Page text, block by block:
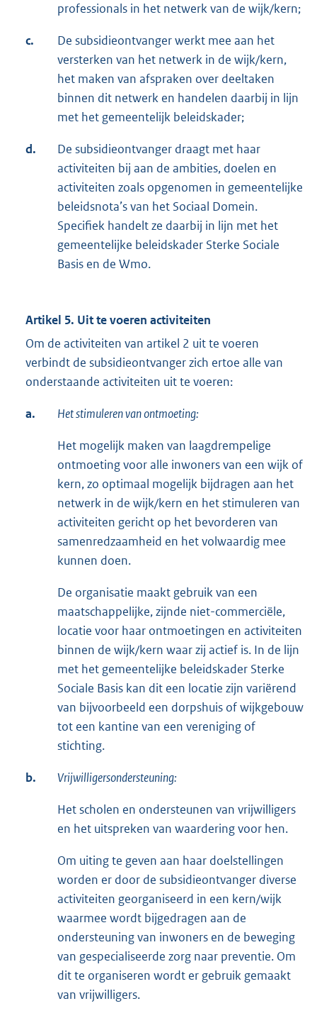
professionals in het netwerk van de wijk/kern;
c.
De subsidieontvanger werkt mee aan het
versterken van het netwerk in de wijk/kern,
het maken van afspraken over deeltaken
binnen dit netwerk en handelen daarbij in lijn
met het gemeentelijk beleidskader;
d.
De subsidieontvanger draagt met haar
activiteiten bij aan de ambities, doelen en
activiteiten zoals opgenomen in gemeentelijke
beleidsnota’s van het Sociaal Domein.
Specifiek handelt ze daarbij in lijn met het
gemeentelijke beleidskader Sterke Sociale
Basis en de Wmo.
Artikel 5. Uit te voeren activiteiten
Om de activiteiten van artikel 2 uit te voeren
verbindt de subsidieontvanger zich ertoe alle van
onderstaande activiteiten uit te voeren:
a. Het stimuleren van ontmoeting:
Het mogelijk maken van laagdrempelige
ontmoeting voor alle inwoners van een wijk of
kern, zo optimaal mogelijk bijdragen aan het
netwerk in de wijk/kern en het stimuleren van
activiteiten gericht op het bevorderen van
samenredzaamheid en het volwaardig mee
kunnen doen.
De organisatie maakt gebruik van een
maatschappelijke, zijnde niet-commerciële,
locatie voor haar ontmoetingen en activiteiten
binnen de wijk/kern waar zij actief is. In de lijn
met het gemeentelijke beleidskader Sterke
Sociale Basis kan dit een locatie zijn variërend
van bijvoorbeeld een dorpshuis of wijkgebouw
tot een kantine van een vereniging of
stichting.
b. Vrijwilligersondersteuning:
Het scholen en ondersteunen van vrijwilligers
en het uitspreken van waardering voor hen.
Om uiting te geven aan haar doelstellingen
worden er door de subsidieontvanger diverse
activiteiten georganiseerd in een kern/wijk
waarmee wordt bijgedragen aan de
ondersteuning van inwoners en de beweging
van gespecialiseerde zorg naar preventie. Om
dit te organiseren wordt er gebruik gemaakt
van vrijwilligers.